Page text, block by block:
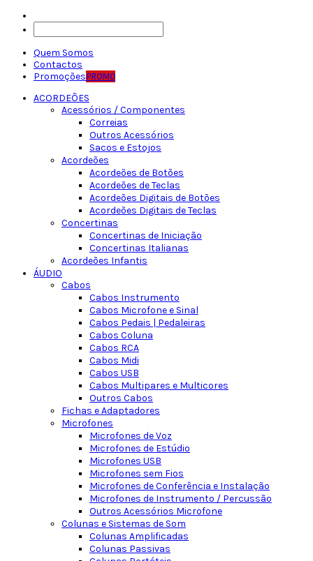
Quem Somos
Contactos
PromoçõesPROMO
ACORDEÕES
Acessórios / Componentes
Correias
Outros Acessórios
Sacos e Estojos
Acordeões
Acordeões de Botões
Acordeões de Teclas
Acordeões Digitais de Botões
Acordeões Digitais de Teclas
Concertinas
Concertinas de Iniciação
Concertinas Italianas
Acordeões Infantis
ÁUDIO
Cabos
Cabos Instrumento
Cabos Microfone e Sinal
Cabos Pedais | Pedaleiras
Cabos Coluna
Cabos RCA
Cabos Midi
Cabos USB
Cabos Multipares e Multicores
Outros Cabos
Fichas e Adaptadores
Microfones
Microfones de Voz
Microfones de Estúdio
Microfones USB
Microfones sem Fios
Microfones de Conferência e Instalação
Microfones de Instrumento / Percussão
Outros Acessórios Microfone
Colunas e Sistemas de Som
Colunas Amplificadas
Colunas Passivas